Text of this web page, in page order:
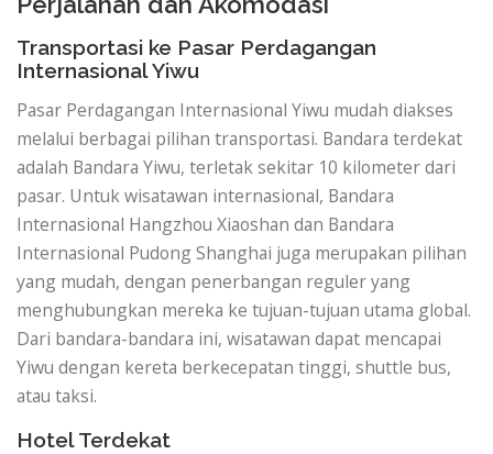
Transportasi ke Pasar Perdagangan
Internasional Yiwu
Pasar Perdagangan Internasional Yiwu mudah diakses
melalui berbagai pilihan transportasi. Bandara terdekat
adalah Bandara Yiwu, terletak sekitar 10 kilometer dari
pasar. Untuk wisatawan internasional, Bandara
Internasional Hangzhou Xiaoshan dan Bandara
Internasional Pudong Shanghai juga merupakan pilihan
yang mudah, dengan penerbangan reguler yang
menghubungkan mereka ke tujuan-tujuan utama global.
Dari bandara-bandara ini, wisatawan dapat mencapai
Yiwu dengan kereta berkecepatan tinggi, shuttle bus,
atau taksi.
Hotel Terdekat